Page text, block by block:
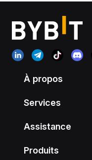
À propos
Services
Assistance
Produits